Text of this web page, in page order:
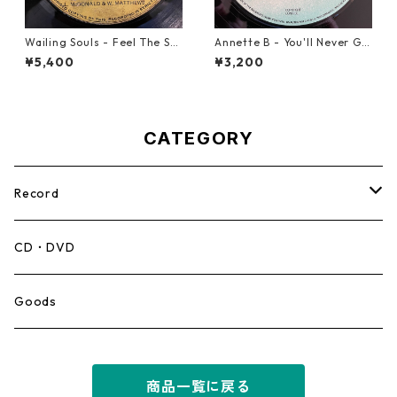
Wailing Souls - Feel The Spi
rit【7-21955】
¥5,400
Annette B - You'll Never Ge
t To Heaven【12-50058】
¥3,200
CATEGORY
Record
Mento,Calypso,Ballad
Ska
CD・DVD
Goods
商品一覧に戻る